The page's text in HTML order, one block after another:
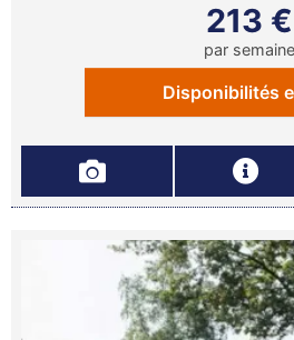
213 €
par semaine
Disponibilités